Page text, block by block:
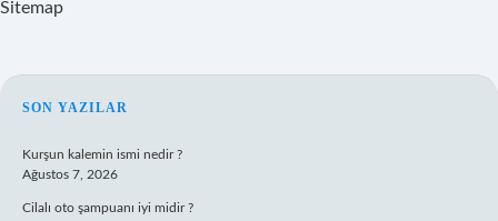
Sitemap
SIDEBAR
SON YAZILAR
Kurşun kalemin ismi nedir ?
Ağustos 7, 2026
Cilalı oto şampuanı iyi midir ?